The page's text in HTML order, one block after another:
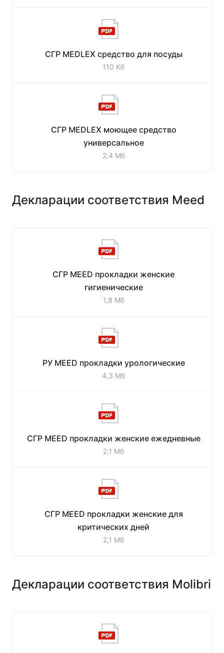
СГР MEDLEX средство для посуды
110 Кб
СГР MEDLEX моющее средство
универсальное
2,4 Мб
Декларации соответствия Meed
СГР MEED прокладки женские
гигиенические
1,8 Мб
РУ MEED прокладки урологические
4,3 Мб
СГР MEED прокладки женские ежедневные
2,1 Мб
СГР MEED прокладки женские для
критических дней
2,1 Мб
Декларации соответствия Molibri